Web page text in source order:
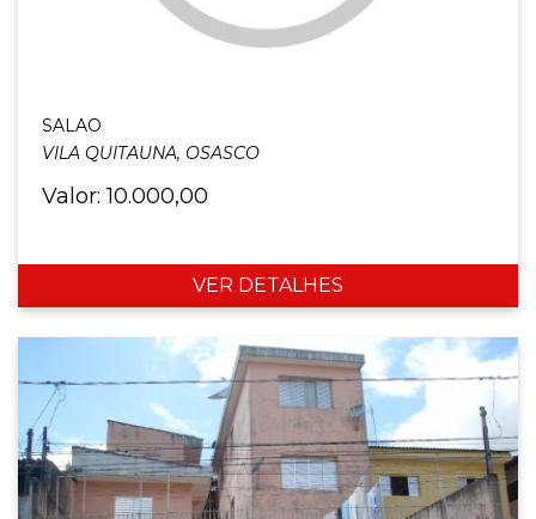
SALAO
VILA QUITAUNA, OSASCO
Valor: 10.000,00
VER DETALHES